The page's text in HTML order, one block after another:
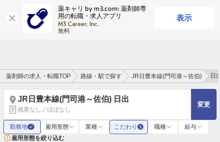
薬キャリ by m3.com: 薬剤師専
用の転職・求人アプリ
M3 Career, Inc.
無料
表示
ログイン
薬剤師の求人・転職TOP 路線・駅で探す JR日豊本線(門司港～佐伯) 日
JR日豊本線(門司港～佐伯) 日出
残業なし／ほぼなし
変更
勤務地 ✓ 雇用形態 業種 こだわり 1 職種
給与
雇用形態を絞り込む